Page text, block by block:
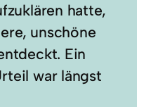
hatte,
unschöne
Ein
war längst